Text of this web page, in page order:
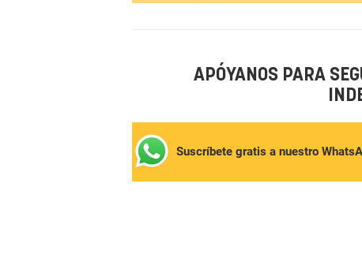
APÓYANOS PARA
Suscríbete gratis a nuestro